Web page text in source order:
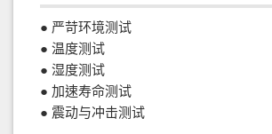
● 严苛环境测试
● 温度测试
● 湿度测试
● 加速寿命测试
● 震动与冲击测试